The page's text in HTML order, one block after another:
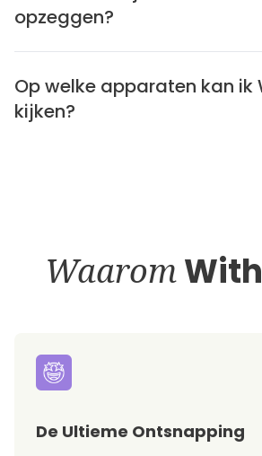
opzeggen?
Op welke apparaten kan ik
kijken?
Waarom
De Ultieme Ontsnapping